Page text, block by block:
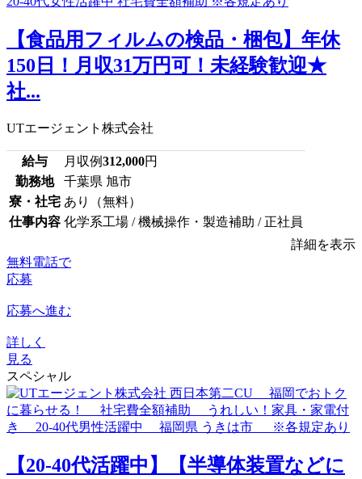
【食品用フィルムの検品・梱包】年休
150日！月収31万円可！未経験歓迎★
社...
UTエージェント株式会社
給与 月収例312,000円
勤務地
千葉県 旭市
寮・社宅 あり（無料）
仕事内容 化学系工場 / 機械操作・製造補助 / 正社員
詳細を表示
無料電話で
応募
応募へ進む
詳しく
見る
スペシャル
【20-40代活躍中】【半導体装置などに